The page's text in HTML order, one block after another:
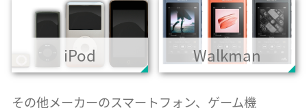
iPod Walkman
その他メーカーのスマートフォン、ゲーム機